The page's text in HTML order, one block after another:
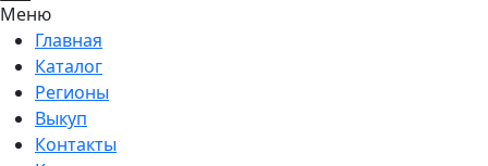
Меню
Главная
Каталог
Регионы
Выкуп
Контакты